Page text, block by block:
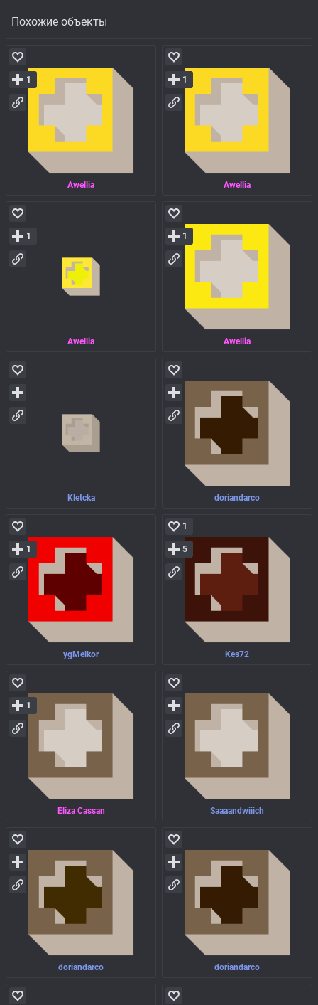
Похожие объекты
Awellia
1
Awellia
1
Awellia
1
Awellia
1
Kletcka doriandarco
ygMelkor
1
Kes72
1
5
Eliza Cassan
1
Saaaandwiiich
doriandarco doriandarco